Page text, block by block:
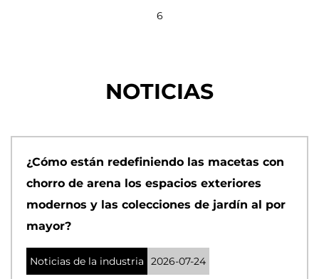
6
NOTICIAS
¿Cómo están redefiniendo las macetas con
chorro de arena los espacios exteriores
modernos y las colecciones de jardín al por
mayor?
Noticias de la industria 2026-07-24